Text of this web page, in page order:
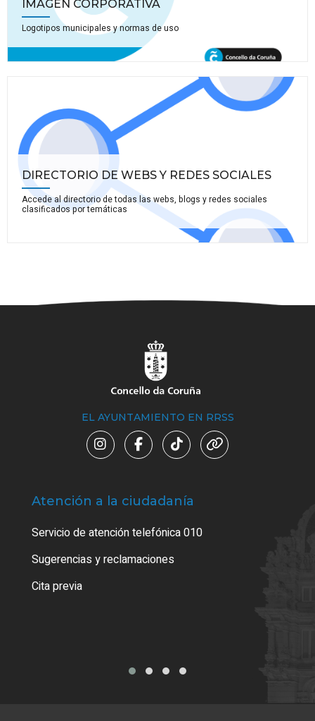
IMAGEN CORPORATIVA
Logotipos municipales y normas de uso
DIRECTORIO DE WEBS Y REDES SOCIALES
Accede al directorio de todas las webs, blogs y redes sociales
clasificados por temáticas
EL AYUNTAMIENTO EN RRSS
Atención a la ciudadanía
Servicio de atención telefónica 010
Sugerencias y reclamaciones
Cita previa